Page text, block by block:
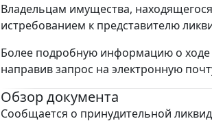
Владельцам имущества,
истребованием к представителю
Более подробную информацию о ходе
направив запрос на электронную
Обзор документа
Сообщается о принудительной